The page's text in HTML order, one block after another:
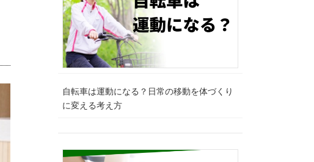
自転車は運動になる？日常の移動を体づくり
に変える考え方